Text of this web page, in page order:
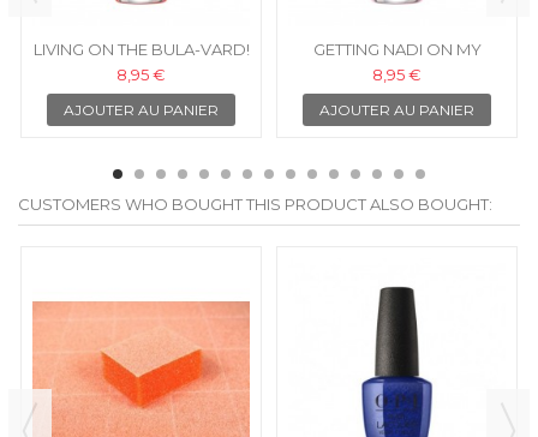
LIVING ON THE BULA-VARD!
- OPI VERNIS À ONGLES
8,95 €
AJOUTER AU PANIER
GETTING NADI ON MY
HONEYMOON - OPI VERNIS
À ONGLES
8,95 €
AJOUTER AU PANIER
CUSTOMERS WHO BOUGHT THIS PRODUCT ALSO BOUGHT: